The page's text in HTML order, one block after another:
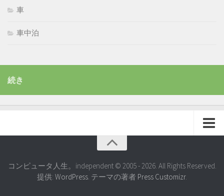
車
車中泊
続き
コンピュータ人生。independent © 2005 - 2026. All Rights Reserved.
提供: WordPress. テーマの著者 Press Customizr.